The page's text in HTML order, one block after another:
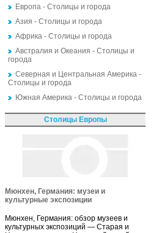
Европа - Столицы и города
Азия - Столицы и города
Африка - Столицы и города
Австралия и Океания - Столицы и
города
Северная и Центральная Америка -
Столицы и города
Южная Америка - Столицы и города
Столицы Европы
Мюнхен, Германия: музеи и
культурные экспозиции
Мюнхен, Германия: обзор музеев и
культурных экспозиций — Старая и